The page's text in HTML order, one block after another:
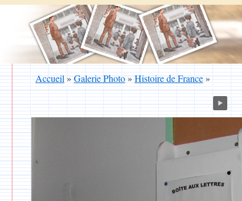
Accueil»Galerie Photo»Histoire de France»